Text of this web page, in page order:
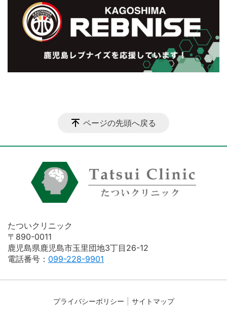
ページの先頭へ戻る
たついクリニック
〒890-0011
鹿児島県鹿児島市玉里団地3丁目26-12
電話番号： 099-228-9901
プライバシーポリシー サイトマップ